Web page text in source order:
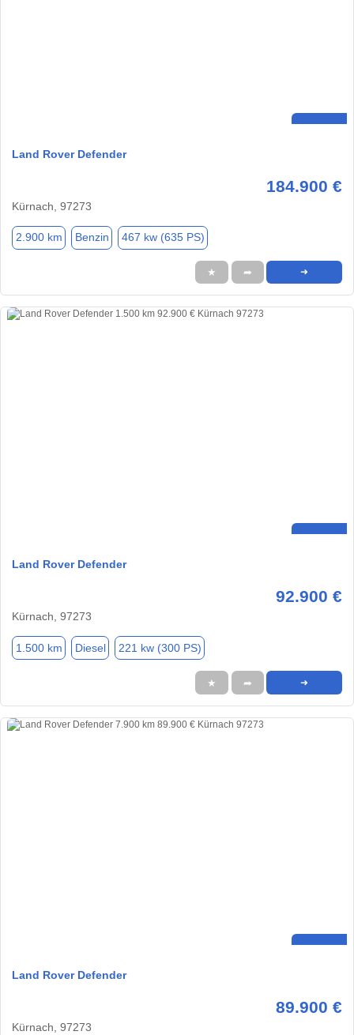
Land Rover Defender
184.900 €
Kürnach, 97273
2.900 km Benzin 467 kw (635 PS)
★ ➦ ➜
Land Rover Defender
92.900 €
Kürnach, 97273
1.500 km Diesel 221 kw (300 PS)
★ ➦ ➜
Land Rover Defender
89.900 €
Kürnach, 97273